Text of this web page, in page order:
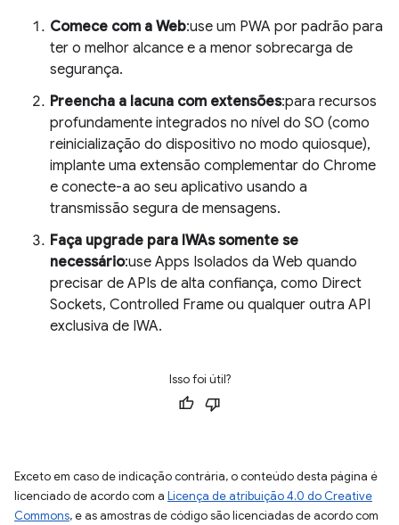
Comece com a Web:use um PWA por padrão para
ter o melhor alcance e a menor sobrecarga de
segurança.
Preencha a lacuna com extensões:para recursos
profundamente integrados no nível do SO (como
reinicialização do dispositivo no modo quiosque),
implante uma extensão complementar do Chrome
e conecte-a ao seu aplicativo usando a
transmissão segura de mensagens.
Faça upgrade para IWAs somente se
necessário:use Apps Isolados da Web quando
precisar de APIs de alta confiança, como Direct
Sockets, Controlled Frame ou qualquer outra API
exclusiva de IWA.
Isso foi útil?
Exceto em caso de indicação contrária, o conteúdo desta página é
licenciado de acordo com a Licença de atribuição 4.0 do Creative
Commons, e as amostras de código são licenciadas de acordo com